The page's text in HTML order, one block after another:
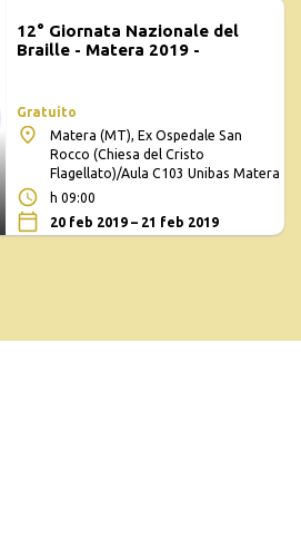
12° Giornata Nazionale del
Braille - Matera 2019 -
Gratuito
Matera (MT), Ex Ospedale San
Rocco (Chiesa del Cristo
Flagellato)/Aula C103 Unibas Matera
h 09:00
20 feb 2019 – 21 feb 2019